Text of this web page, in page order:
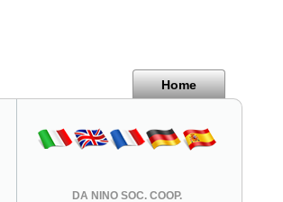
Home
DA NINO SOC. COOP.